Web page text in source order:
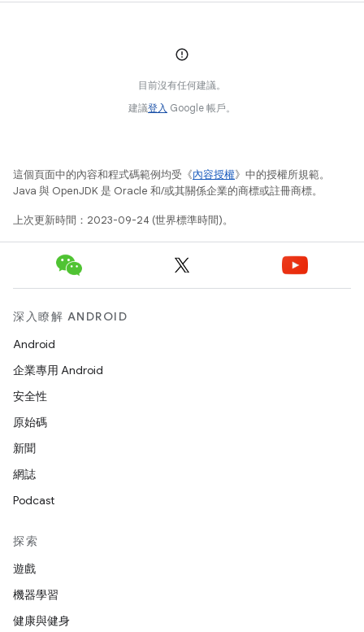
目前沒有任何建議。
建議登入 Google 帳戶。
這個頁面中的內容和程式碼範例均受《內容授權》中的授權所規範。
Java 與 OpenJDK 是 Oracle 和/或其關係企業的商標或註冊商標。
上次更新時間：2023-09-24 (世界標準時間)。
深入瞭解 ANDROID
Android
企業專用 Android
安全性
原始碼
新聞
網誌
Podcast
探索
遊戲
機器學習
健康與健身